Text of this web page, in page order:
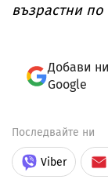
възрастни по
Добави
Google
Последвайте ни
Viber